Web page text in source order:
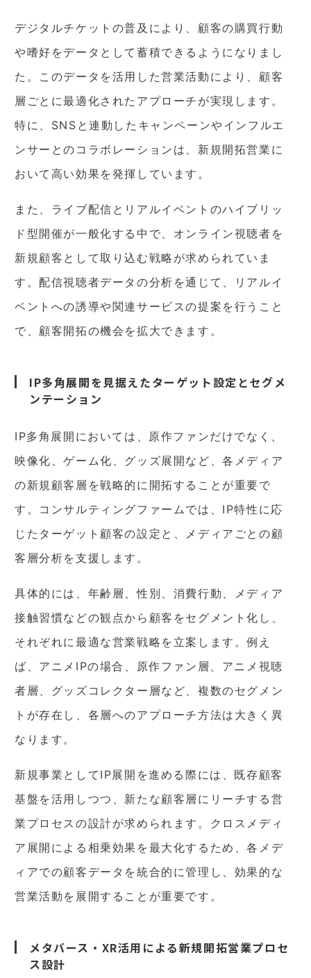
デジタルチケットの普及により、顧客の購買行動
や嗜好をデータとして蓄積できるようになりまし
た。このデータを活用した営業活動により、顧客
層ごとに最適化されたアプローチが実現します。
特に、SNSと連動したキャンペーンやインフルエ
ンサーとのコラボレーションは、新規開拓営業に
おいて高い効果を発揮しています。
また、ライブ配信とリアルイベントのハイブリッ
ド型開催が一般化する中で、オンライン視聴者を
新規顧客として取り込む戦略が求められていま
す。配信視聴者データの分析を通じて、リアルイ
ベントへの誘導や関連サービスの提案を行うこと
で、顧客開拓の機会を拡大できます。
IP多角展開を見据えたターゲット設定とセグメ
ンテーション
IP多角展開においては、原作ファンだけでなく、
映像化、ゲーム化、グッズ展開など、各メディア
の新規顧客層を戦略的に開拓することが重要で
す。コンサルティングファームでは、IP特性に応
じたターゲット顧客の設定と、メディアごとの顧
客層分析を支援します。
具体的には、年齢層、性別、消費行動、メディア
接触習慣などの観点から顧客をセグメント化し、
それぞれに最適な営業戦略を立案します。例え
ば、アニメIPの場合、原作ファン層、アニメ視聴
者層、グッズコレクター層など、複数のセグメン
トが存在し、各層へのアプローチ方法は大きく異
なります。
新規事業としてIP展開を進める際には、既存顧客
基盤を活用しつつ、新たな顧客層にリーチする営
業プロセスの設計が求められます。クロスメディ
ア展開による相乗効果を最大化するため、各メデ
ィアでの顧客データを統合的に管理し、効果的な
営業活動を展開することが重要です。
メタバース・XR活用による新規開拓営業プロセ
ス設計